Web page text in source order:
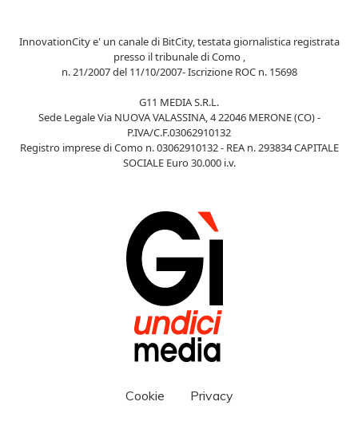
InnovationCity e' un canale di BitCity, testata giornalistica registrata
presso il tribunale di Como ,
n. 21/2007 del 11/10/2007- Iscrizione ROC n. 15698
G11 MEDIA S.R.L.
Sede Legale Via NUOVA VALASSINA, 4 22046 MERONE (CO) -
P.IVA/C.F.03062910132
Registro imprese di Como n. 03062910132 - REA n. 293834 CAPITALE
SOCIALE Euro 30.000 i.v.
Cookie Privacy